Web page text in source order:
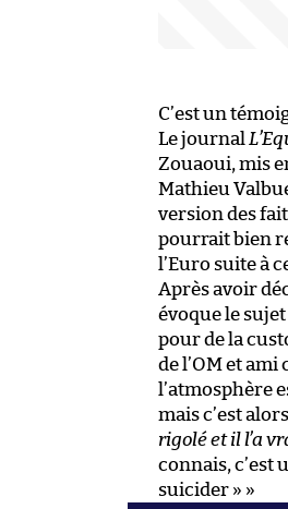
C’est un
Le journal
Zouaoui, mis
Mathieu
version des
pourrait bien
l’Euro suite à
Après avoir
évoque le
pour de la
de l’OM et
l’atmosphère
mais c’est
rigolé et il l’a
connais, c’est
suicider » »